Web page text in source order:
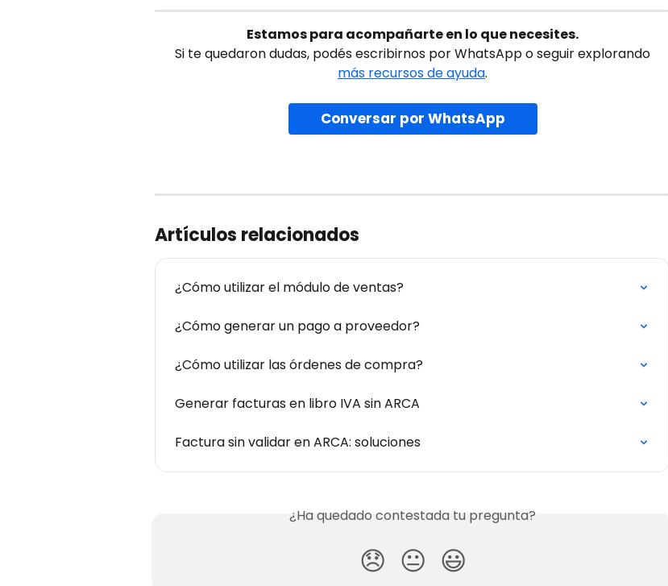
Estamos para acompañarte en lo que necesites.
Si te quedaron dudas, podés escribirnos por WhatsApp o seguir explorando
más recursos de ayuda.
Conversar por WhatsApp
Artículos relacionados
¿Cómo utilizar el módulo de ventas?
¿Cómo generar un pago a proveedor?
¿Cómo utilizar las órdenes de compra?
Generar facturas en libro IVA sin ARCA
Factura sin validar en ARCA: soluciones
¿Ha quedado contestada tu pregunta?
😞 😐 😃